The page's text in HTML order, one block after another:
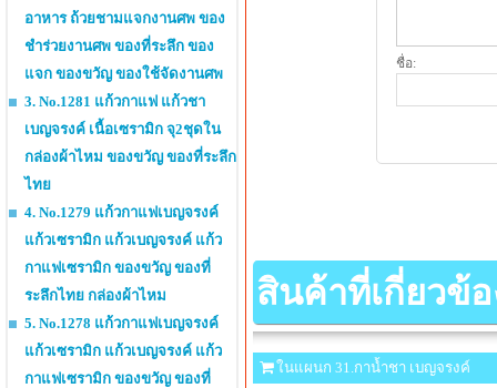
อาหาร ถ้วยชามแจกงานศพ ของ
ชำร่วยงานศพ ของที่ระลึก ของ
แจก ของขวัญ ของใช้จัดงานศพ
3. No.1281 แก้วกาแฟ แก้วชา
เบญจรงค์ เนื้อเซรามิก จุ2ชุดใน
กล่องผ้าไหม ของขวัญ ของที่ระลึก
ไทย
4. No.1279 แก้วกาแฟเบญจรงค์
แก้วเซรามิก แก้วเบญจรงค์ แก้ว
กาแฟเซรามิก ของขวัญ ของที่
ระลึกไทย กล่องผ้าไหม
5. No.1278 แก้วกาแฟเบญจรงค์
แก้วเซรามิก แก้วเบญจรงค์ แก้ว
กาแฟเซรามิก ของขวัญ ของที่
ชื่อ:
สินค้าที่เกี่ยวข้อ
ในแผนก 31.กาน้ำชา เบญจรงค์